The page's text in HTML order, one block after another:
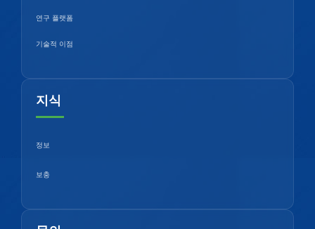
연구 플랫폼
기술적 이점
지식
정보
보충